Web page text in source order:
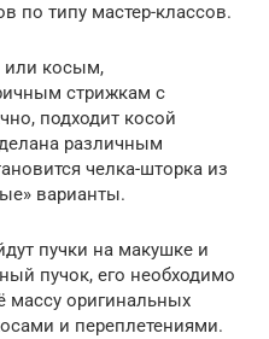
по типу мастер-классов.
косым,
стрижкам с
подходит косой
различным
челка-шторка из
варианты.
пучки на макушке и
пучок, его необходимо
массу оригинальных
и переплетениями.